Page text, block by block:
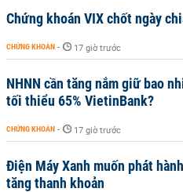
Chứng khoán VIX chốt ngày
CHỨNG KHOÁN - 17 giờ trước
NHNN cần tăng nắm giữ bao
tối thiểu 65% VietinBank?
CHỨNG KHOÁN - 17 giờ trước
Điện Máy Xanh muốn phát
tăng thanh khoản